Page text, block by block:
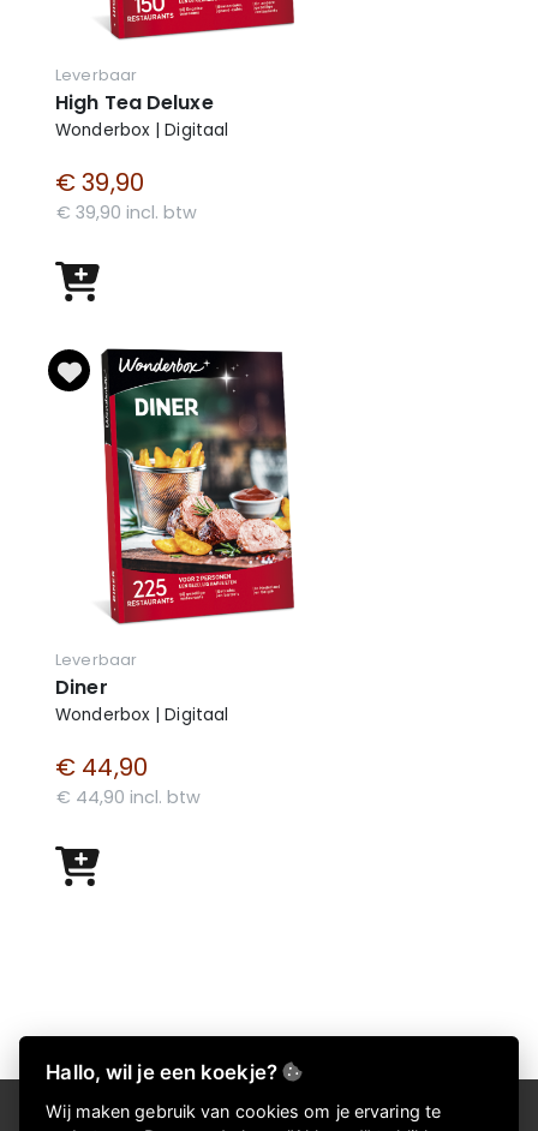
Leverbaar
High Tea Deluxe
Wonderbox | Digitaal
€ 39,90
€ 39,90 incl. btw
Leverbaar
Diner
Wonderbox | Digitaal
€ 44,90
€ 44,90 incl. btw
Hallo, wil je een koekje?
Wij maken gebruik van cookies om je ervaring te